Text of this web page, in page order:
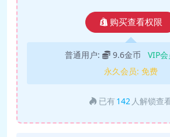
购买查看权限
普通用户: 9.6金币 VIP
永久会员: 免费
已有 142 人解锁查